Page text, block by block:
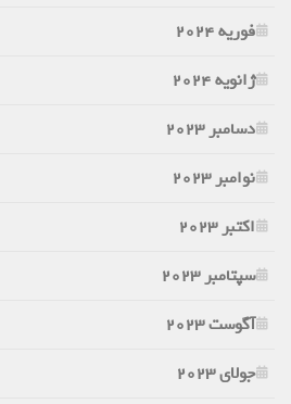
فوریه 2024
ژانویه 2024
دسامبر 2023
نوامبر 2023
اکتبر 2023
سپتامبر 2023
آگوست 2023
جولای 2023